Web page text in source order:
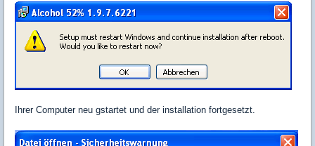
Ihrer Computer neu gstartet und der installation fortgesetzt.